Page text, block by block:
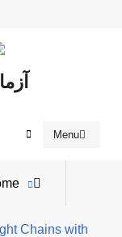
Menu
Search
Chains with